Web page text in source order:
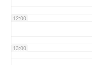
12:00
13:00